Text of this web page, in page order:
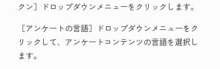
クン］ドロップダウンメニューを クリックします。
［アンケートの言語］ドロップダウンメニューをク
リックして、アンケートコンテンツの言語を選択し
ます。